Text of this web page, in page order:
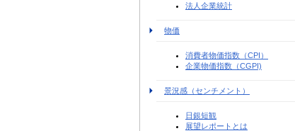
法人企業統計
物価
消費者物価指数（CPI）
企業物価指数（CGPI)
景況感（センチメント）
日銀短観
展望レポートとは